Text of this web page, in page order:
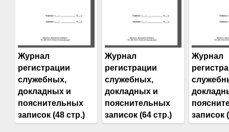
Журнал
регистрации
служебных,
докладных и
пояснительных
записок (48 стр.)
Журнал
регистрации
служебных,
докладных и
пояснительных
записок (64 стр.)
Журнал
записок